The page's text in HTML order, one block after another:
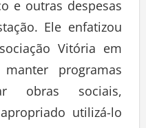
e outras despesas
Ele enfatizou
Vitória em
programas
obras sociais,
utilizá-lo